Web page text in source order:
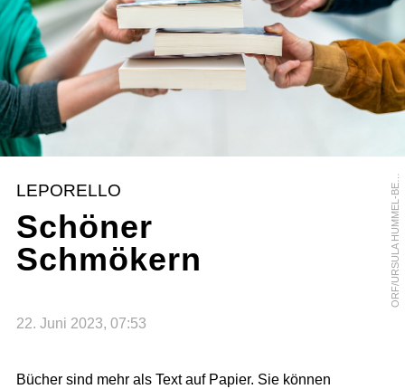
O
R
F
/
U
R
S
U
L
A
H
U
M
M
E
L
-
B
E
R
G
E
R
LEPORELLO
Schöner
Schmökern
22. Juni 2023, 07:53
Bücher sind mehr als Text auf Papier. Sie können